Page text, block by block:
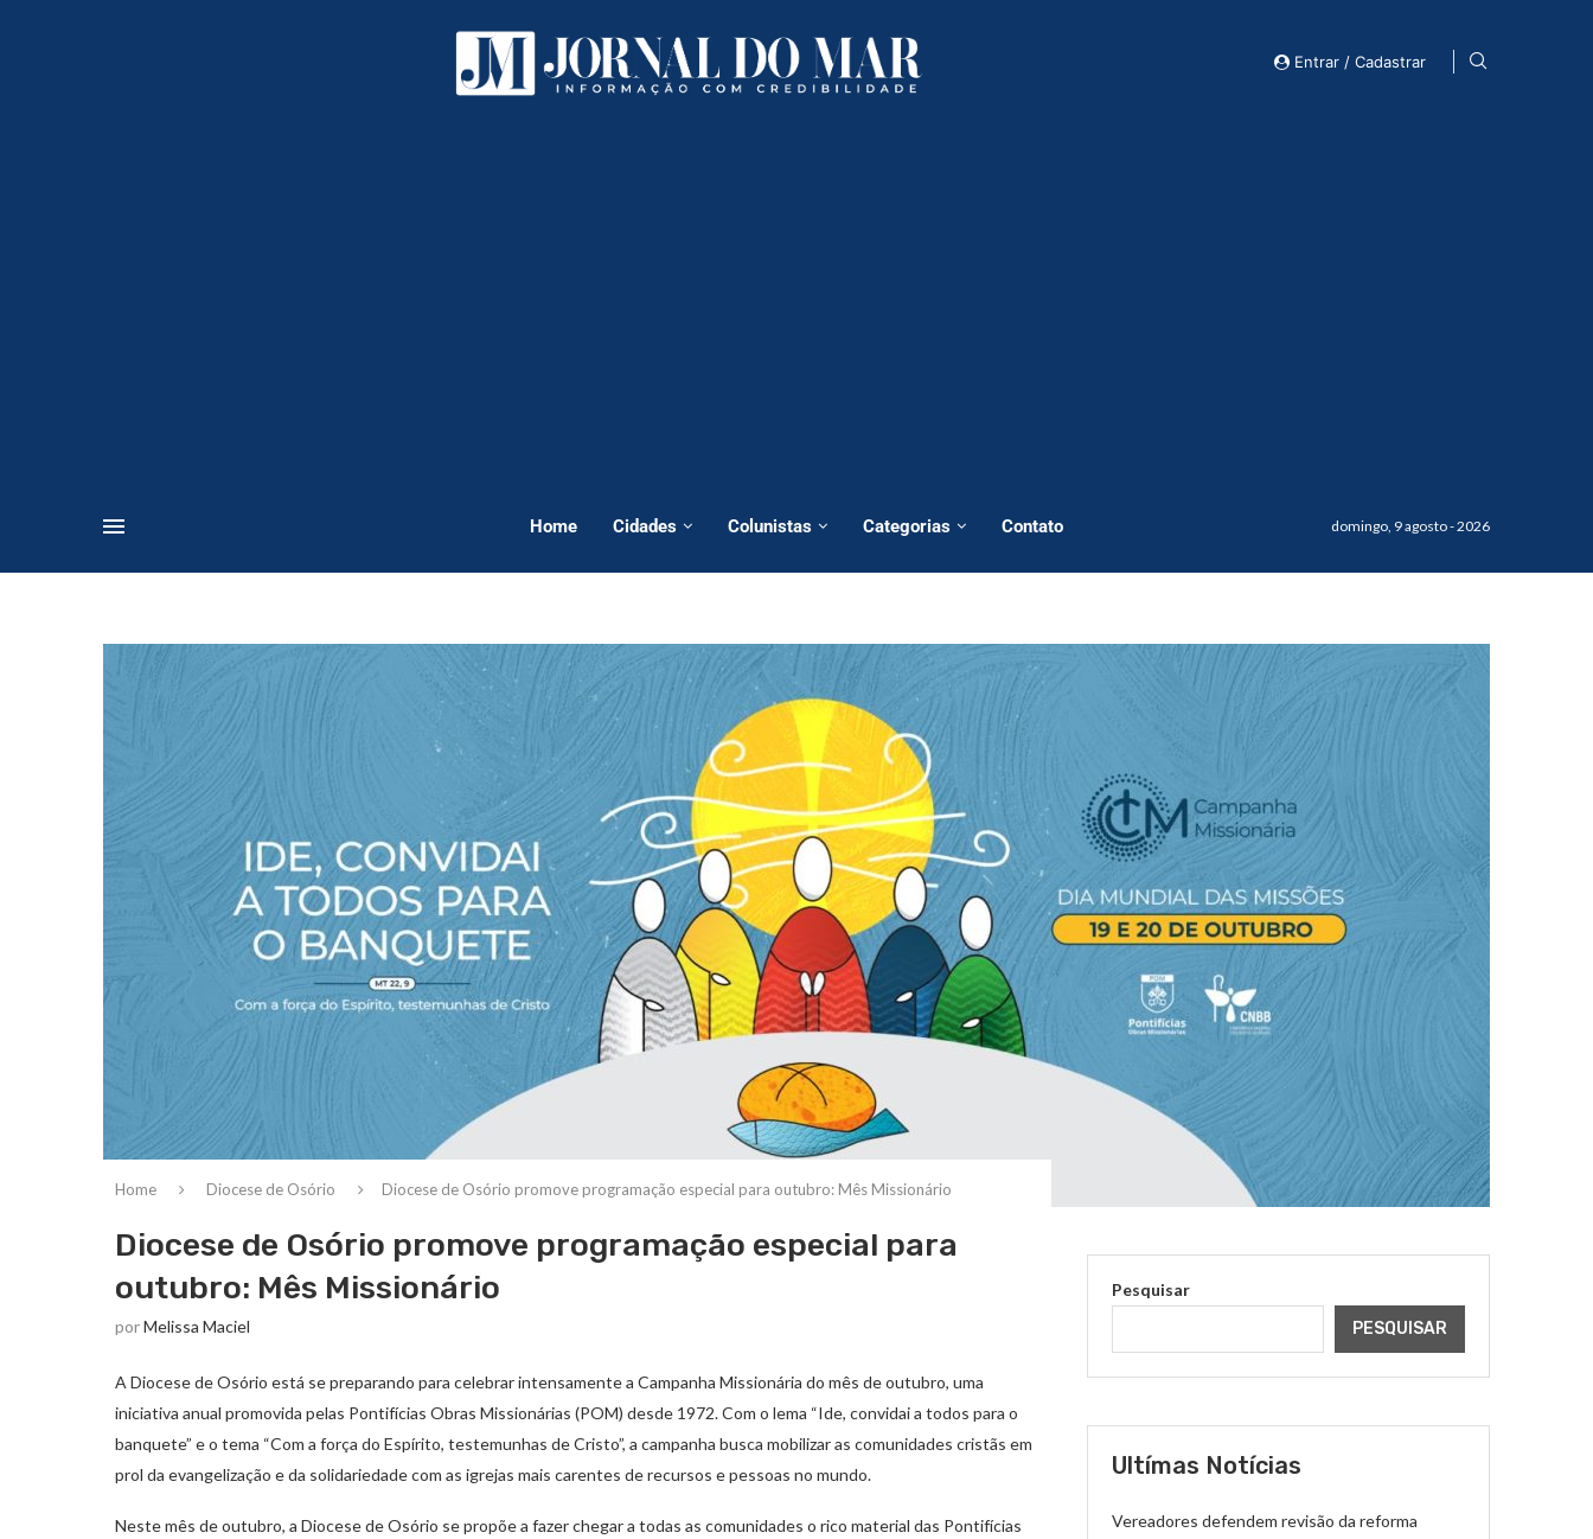
Entrar / Cadastrar
Home Cidades Colunistas Categorias Contato domingo, 9 agosto - 2026
Home Diocese de Osório Diocese de Osório promove programação especial para outubro: Mês Missionário
Diocese de Osório promove programação especial para
outubro: Mês Missionário
porMelissa Maciel
A Diocese de Osório está se preparando para celebrar intensamente a Campanha Missionária do mês de outubro, uma
iniciativa anual promovida pelas Pontifícias Obras Missionárias (POM) desde 1972. Com o lema “Ide, convidai a todos para o
banquete” e o tema “Com a força do Espírito, testemunhas de Cristo”, a campanha busca mobilizar as comunidades cristãs em
prol da evangelização e da solidariedade com as igrejas mais carentes de recursos e pessoas no mundo.
Neste mês de outubro, a Diocese de Osório se propõe a fazer chegar a todas as comunidades o rico material das Pontifícias
Pesquisar
PESQUISAR
Ultímas Notícias
Vereadores defendem revisão da reforma